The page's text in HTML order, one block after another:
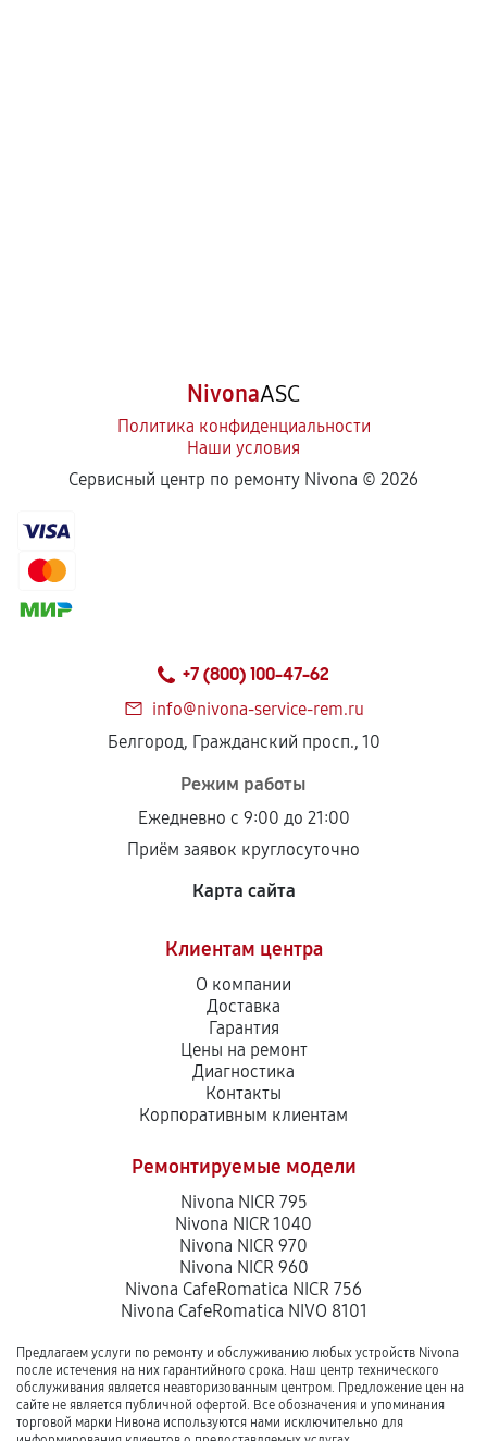
NivonaASC
Политика конфиденциальности
Наши условия
Сервисный центр по ремонту Nivona © 2026
+7 (800) 100-47-62
info@nivona-service-rem.ru
Белгород, Гражданский просп., 10
Режим работы
Ежедневно с 9:00 до 21:00
Приём заявок круглосуточно
Карта сайта
Клиентам центра
О компании
Доставка
Гарантия
Цены на ремонт
Диагностика
Контакты
Корпоративным клиентам
Ремонтируемые модели
Nivona NICR 795
Nivona NICR 1040
Nivona NICR 970
Nivona NICR 960
Nivona CafeRomatica NICR 756
Nivona CafeRomatica NIVO 8101
Предлагаем услуги по ремонту и обслуживанию любых устройств Nivona
после истечения на них гарантийного срока. Наш центр технического
обслуживания является неавторизованным центром. Предложение цен на
сайте не является публичной офертой. Все обозначения и упоминания
торговой марки Нивона используются нами исключительно для